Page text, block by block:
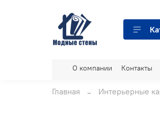
О компании Контакты
Главная Интерьерные